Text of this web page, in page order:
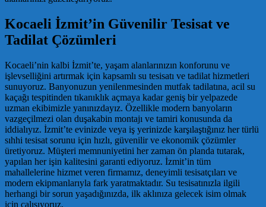
Kocaeli İzmit’in Güvenilir Tesisat ve
Tadilat Çözümleri
Kocaeli’nin kalbi İzmit’te, yaşam alanlarınızın konforunu ve
işlevselliğini artırmak için kapsamlı su tesisatı ve tadilat hizmetleri
sunuyoruz. Banyonuzun yenilenmesinden mutfak tadilatına, acil su
kaçağı tespitinden tıkanıklık açmaya kadar geniş bir yelpazede
uzman ekibimizle yanınızdayız. Özellikle modern banyoların
vazgeçilmezi olan duşakabin montajı ve tamiri konusunda da
iddialıyız. İzmit’te evinizde veya iş yerinizde karşılaştığınız her türlü
sıhhi tesisat sorunu için hızlı, güvenilir ve ekonomik çözümler
üretiyoruz. Müşteri memnuniyetini her zaman ön planda tutarak,
yapılan her işin kalitesini garanti ediyoruz. İzmit’in tüm
mahallelerine hizmet veren firmamız, deneyimli tesisatçıları ve
modern ekipmanlarıyla fark yaratmaktadır. Su tesisatınızla ilgili
herhangi bir sorun yaşadığınızda, ilk aklınıza gelecek isim olmak
için çalışıyoruz.